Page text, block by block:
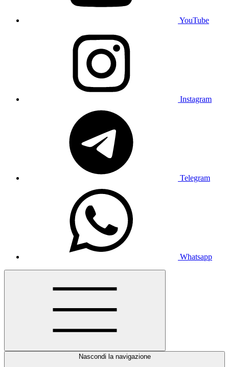
YouTube
Instagram
Telegram
Whatsapp
Nascondi la navigazione